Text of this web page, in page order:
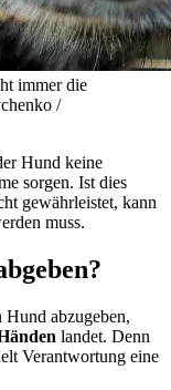
immer die
/
Hund keine
sorgen. Ist dies
gewährleistet, kann
muss.
Hund abzugeben,
landet. Denn
Verantwortung eine